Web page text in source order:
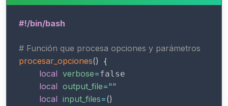
#!/bin/bash
# Función que procesa opciones y parámetros
procesar_opciones() {
local verbose=false
local output_file=""
local input_files=()